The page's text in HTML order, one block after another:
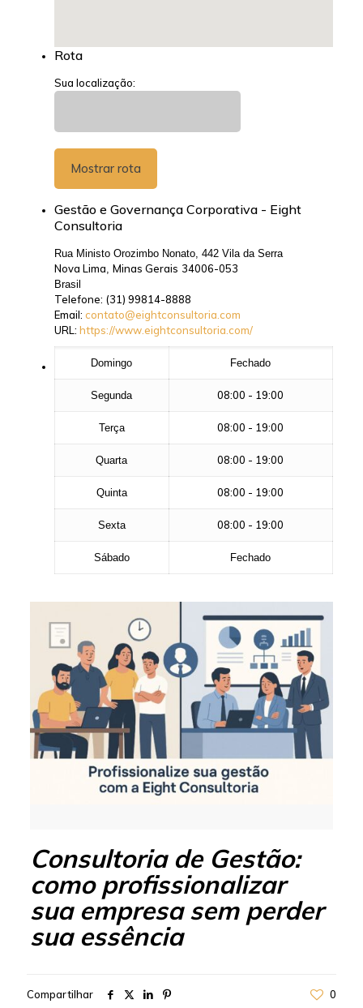
Rota
Sua localização:
Gestão e Governança Corporativa - Eight
Consultoria
Rua Ministo Orozimbo Nonato, 442 Vila da Serra
Nova Lima, Minas Gerais 34006-053
Brasil
Telefone: (31) 99814-8888
Email: contato@eightconsultoria.com
URL: https://www.eightconsultoria.com/
Domingo Fechado
Segunda 08:00 - 19:00
Terça 08:00 - 19:00
Quarta 08:00 - 19:00
Quinta 08:00 - 19:00
Sexta 08:00 - 19:00
Sábado Fechado
Consultoria de Gestão:
como profissionalizar
sua empresa sem perder
sua essência
Compartilhar 0